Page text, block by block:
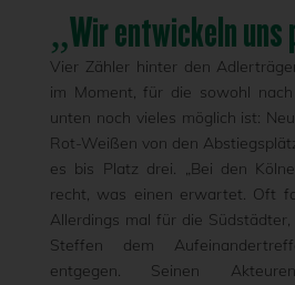
„Wir entwickeln uns
Vier Zähler hinter den
im Moment, für die sowohl
unten noch vieles möglich ist:
Rot-Weißen von den
es bis Platz drei. „Bei den
recht, was einen erwartet. Oft
Allerdings mal für die Südstädter,
Steffen dem
entgegen. Seinen